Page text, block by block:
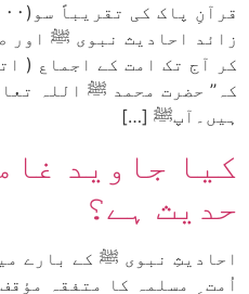
زائد احادیث نبوی ﷺ اور
کر آج تک امت کے اجماع (
کہ’’ حضرت محمد ﷺ اللہ
ہیں۔آپﷺ […]
کیا جاوید
حدیث ہے؟
احادیثِ نبوی ﷺ کے بارے
اُمت ِ مسلمہ کا متفقہ